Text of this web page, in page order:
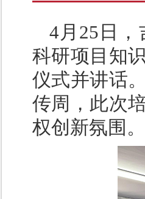
4月25日
科研项目知
仪式并讲话
传周，此次
权创新氛围。